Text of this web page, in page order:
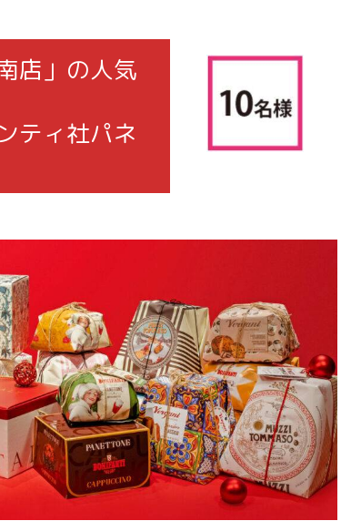
店」の人気
ティ社パネ